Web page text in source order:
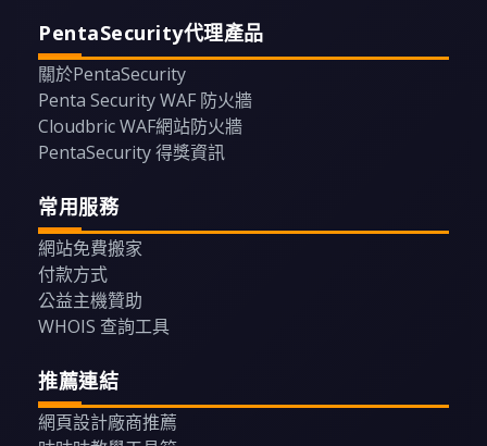
PentaSecurity代理產品
關於PentaSecurity
Penta Security WAF 防火牆
Cloudbric WAF網站防火牆
PentaSecurity 得獎資訊
常用服務
網站免費搬家
付款方式
公益主機贊助
WHOIS 查詢工具
推薦連結
網頁設計廠商推薦